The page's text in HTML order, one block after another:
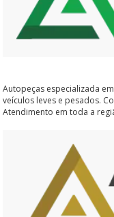
Autopeças especializada
veículos leves e pesados.
Atendimento em toda a